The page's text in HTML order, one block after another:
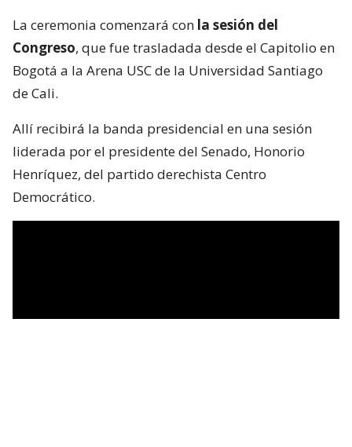
La ceremonia comenzará con la sesión del
Congreso, que fue trasladada desde el Capitolio en
Bogotá a la Arena USC de la Universidad Santiago
de Cali.
Allí recibirá la banda presidencial en una sesión
liderada por el presidente del Senado, Honorio
Henríquez, del partido derechista Centro
Democrático.